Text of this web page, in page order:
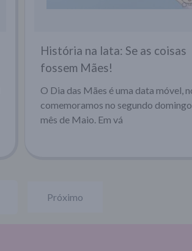
História na lata: Se as coisas
fossem Mães!
O Dia das Mães é uma data móvel,
comemoramos no segundo
mês de Maio. Em vá
Próximo